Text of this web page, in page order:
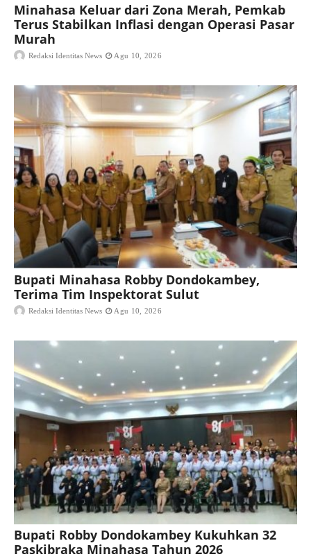
Minahasa Keluar dari Zona Merah, Pemkab
Terus Stabilkan Inflasi dengan Operasi Pasar
Murah
Redaksi Identitas News Agu 10, 2026
Bupati Minahasa Robby Dondokambey,
Terima Tim Inspektorat Sulut
Redaksi Identitas News Agu 10, 2026
Bupati Robby Dondokambey Kukuhkan 32
Paskibraka Minahasa Tahun 2026